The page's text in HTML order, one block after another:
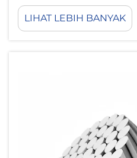
Resistivitas, dan
Kondisi Gangguan.
berlapis aluminium
LIHAT LEBIH BANYAK